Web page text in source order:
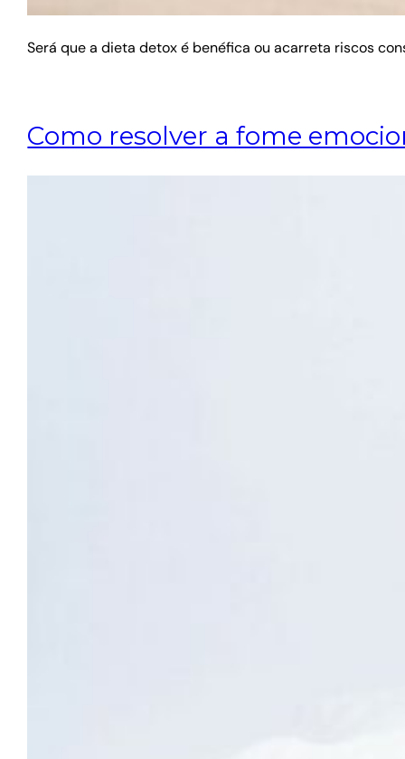
Será que a dieta detox é benéfica ou acarreta riscos
Como resolver a fome